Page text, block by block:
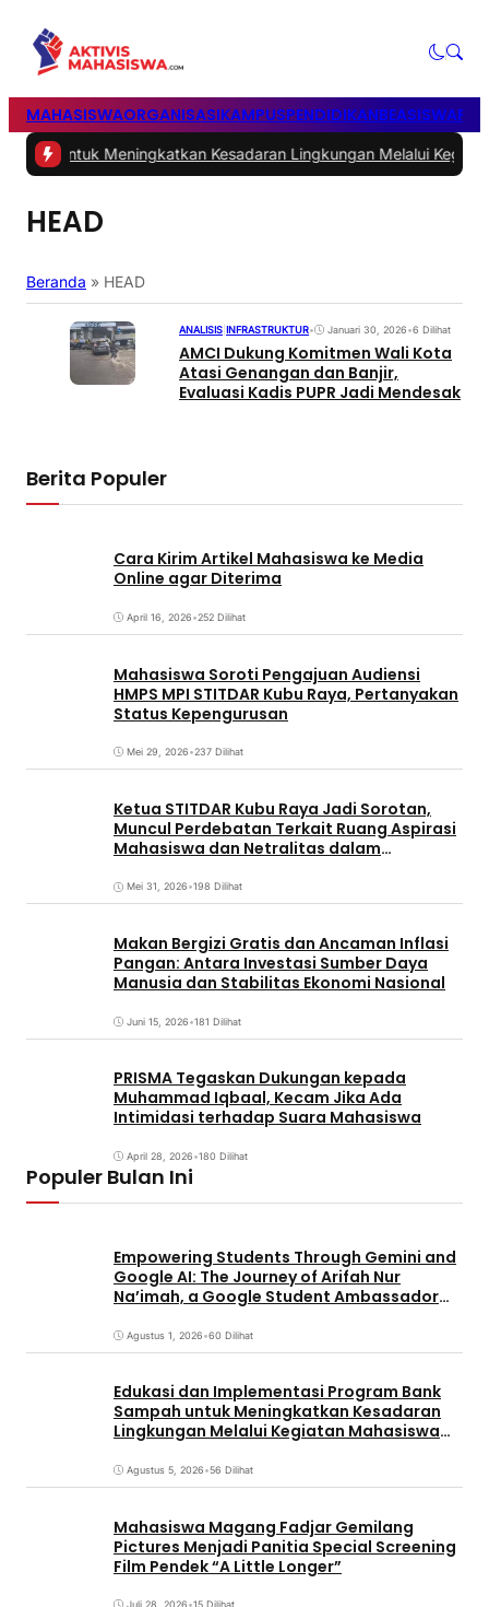
MAHASISWAORGANISASIKAMPUSPENDIDIKANBEASISWA
untuk Meningkatkan Kesadaran Lingkungan Melalui
HEAD
Beranda » HEAD
ANALISIS INFRASTRUKTUR• Januari 30, 2026•6 Dilihat
AMCI Dukung Komitmen Wali Kota
Atasi Genangan dan Banjir,
Evaluasi Kadis PUPR Jadi Mendesak
Berita Populer
Cara Kirim Artikel Mahasiswa ke Media
Online agar Diterima
April 16, 2026•252 Dilihat
Mahasiswa Soroti Pengajuan Audiensi
HMPS MPI STITDAR Kubu Raya, Pertanyakan
Status Kepengurusan
Mei 29, 2026•237 Dilihat
Ketua STITDAR Kubu Raya Jadi Sorotan,
Muncul Perdebatan Terkait Ruang Aspirasi
Mahasiswa dan Netralitas dalam
Mei 31, 2026•198 Dilihat
Makan Bergizi Gratis dan Ancaman Inflasi
Pangan: Antara Investasi Sumber Daya
Manusia dan Stabilitas Ekonomi Nasional
Juni 15, 2026•181 Dilihat
PRISMA Tegaskan Dukungan kepada
Muhammad Iqbaal, Kecam Jika Ada
Intimidasi terhadap Suara Mahasiswa
April 28, 2026•180 Dilihat
Populer Bulan Ini
Empowering Students Through Gemini and
Google AI: The Journey of Arifah Nur
Na’imah, a Google Student Ambassador
Pignatelli Triputra
Agustus 1, 2026•60 Dilihat
Edukasi dan Implementasi Program Bank
Sampah untuk Meningkatkan Kesadaran
Lingkungan Melalui Kegiatan Mahasiswa
Agustus 5, 2026•56 Dilihat
Mahasiswa Magang Fadjar Gemilang
Pictures Menjadi Panitia Special Screening
Film Pendek “A Little Longer”
Juli 28, 2026•15 Dilihat